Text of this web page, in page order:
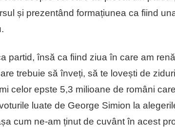
și prezentând formațiunea ca fiind
partid, însă ca fiind ziua în care am
trebuie să înveți, să te lovești de
celor epste 5,3 milioane de români
luate de George Simion la
cum ne-am ținut de cuvânt în acest